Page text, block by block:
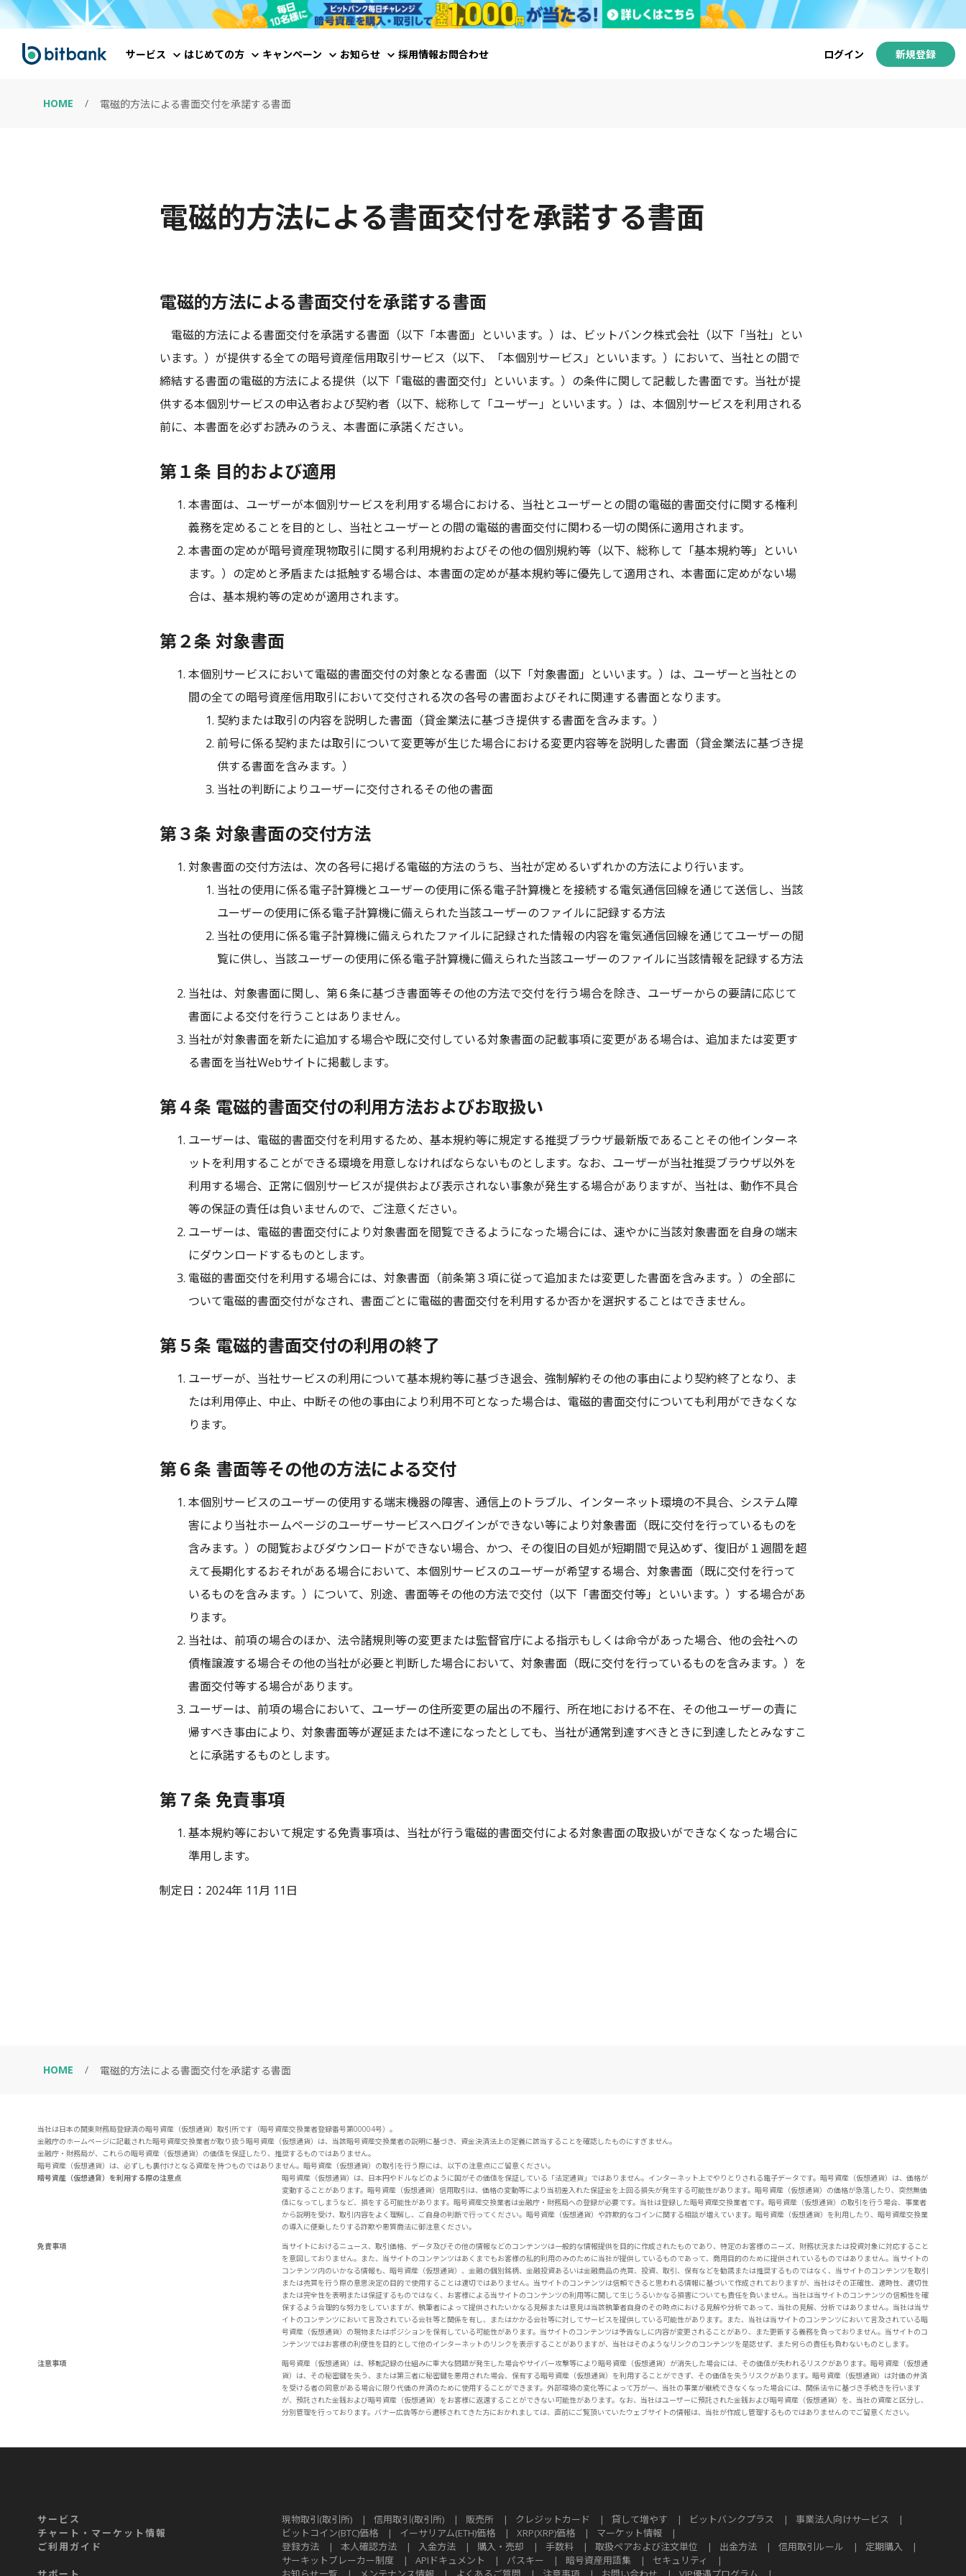
サービス はじめての方 キャンペーン お知らせ 採用情報お問合わせ ログイン 新規登録
HOME / 電磁的方法による書面交付を承諾する書面
電磁的方法による書面交付を承諾する書面
電磁的方法による書面交付を承諾する書面
電磁的方法による書面交付を承諾する書面（以下「本書面」といいます。）は、ビットバンク株式会社（以下「当社」とい
います。）が提供する全ての暗号資産信用取引サービス（以下、「本個別サービス」といいます。）において、当社との間で
締結する書面の電磁的方法による提供（以下「電磁的書面交付」といいます。）の条件に関して記載した書面です。当社が提
供する本個別サービスの申込者および契約者（以下、総称して「ユーザー」といいます。）は、本個別サービスを利用される
前に、本書面を必ずお読みのうえ、本書面に承諾ください。
第１条 目的および適用
本書面は、ユーザーが本個別サービスを利用する場合における、当社とユーザーとの間の電磁的書面交付に関する権利
義務を定めることを目的とし、当社とユーザーとの間の電磁的書面交付に関わる一切の関係に適用されます。
本書面の定めが暗号資産現物取引に関する利用規約およびその他の個別規約等（以下、総称して「基本規約等」といい
ます。）の定めと矛盾または抵触する場合は、本書面の定めが基本規約等に優先して適用され、本書面に定めがない場
合は、基本規約等の定めが適用されます。
第２条 対象書面
本個別サービスにおいて電磁的書面交付の対象となる書面（以下「対象書面」といいます。）は、ユーザーと当社との
間の全ての暗号資産信用取引において交付される次の各号の書面およびそれに関連する書面となります。
契約または取引の内容を説明した書面（貸金業法に基づき提供する書面を含みます。）
前号に係る契約または取引について変更等が生じた場合における変更内容等を説明した書面（貸金業法に基づき提
供する書面を含みます。）
当社の判断によりユーザーに交付されるその他の書面
第３条 対象書面の交付方法
対象書面の交付方法は、次の各号に掲げる電磁的方法のうち、当社が定めるいずれかの方法により行います。
当社の使用に係る電子計算機とユーザーの使用に係る電子計算機とを接続する電気通信回線を通じて送信し、当該
ユーザーの使用に係る電子計算機に備えられた当該ユーザーのファイルに記録する方法
当社の使用に係る電子計算機に備えられたファイルに記録された情報の内容を電気通信回線を通じてユーザーの閲
覧に供し、当該ユーザーの使用に係る電子計算機に備えられた当該ユーザーのファイルに当該情報を記録する方法
当社は、対象書面に関し、第６条に基づき書面等その他の方法で交付を行う場合を除き、ユーザーからの要請に応じて
書面による交付を行うことはありません。
当社が対象書面を新たに追加する場合や既に交付している対象書面の記載事項に変更がある場合は、追加または変更す
る書面を当社Webサイトに掲載します。
第４条 電磁的書面交付の利用方法およびお取扱い
ユーザーは、電磁的書面交付を利用するため、基本規約等に規定する推奨ブラウザ最新版であることその他インターネ
ットを利用することができる環境を用意しなければならないものとします。なお、ユーザーが当社推奨ブラウザ以外を
利用する場合、正常に個別サービスが提供および表示されない事象が発生する場合がありますが、当社は、動作不具合
等の保証の責任は負いませんので、ご注意ください。
ユーザーは、電磁的書面交付により対象書面を閲覧できるようになった場合には、速やかに当該対象書面を自身の端末
にダウンロードするものとします。
電磁的書面交付を利用する場合には、対象書面（前条第３項に従って追加または変更した書面を含みます。）の全部に
ついて電磁的書面交付がなされ、書面ごとに電磁的書面交付を利用するか否かを選択することはできません。
第５条 電磁的書面交付の利用の終了
ユーザーが、当社サービスの利用について基本規約等に基づき退会、強制解約その他の事由により契約終了となり、ま
たは利用停止、中止、中断その他の事由により利用不可となった場合は、電磁的書面交付についても利用ができなくな
ります。
第６条 書面等その他の方法による交付
本個別サービスのユーザーの使用する端末機器の障害、通信上のトラブル、インターネット環境の不具合、システム障
害により当社ホームページのユーザーサービスへログインができない等により対象書面（既に交付を行っているものを
含みます。）の閲覧およびダウンロードができない場合、かつ、その復旧の目処が短期間で見込めず、復旧が１週間を超
えて長期化するおそれがある場合において、本個別サービスのユーザーが希望する場合、対象書面（既に交付を行って
いるものを含みます。）について、別途、書面等その他の方法で交付（以下「書面交付等」といいます。）する場合があ
ります。
当社は、前項の場合のほか、法令諸規則等の変更または監督官庁による指示もしくは命令があった場合、他の会社への
債権譲渡する場合その他の当社が必要と判断した場合において、対象書面（既に交付を行っているものを含みます。）を
書面交付等する場合があります。
ユーザーは、前項の場合において、ユーザーの住所変更の届出の不履行、所在地における不在、その他ユーザーの責に
帰すべき事由により、対象書面等が遅延または不達になったとしても、当社が通常到達すべきときに到達したとみなすこ
とに承諾するものとします。
第７条 免責事項
基本規約等において規定する免責事項は、当社が行う電磁的書面交付による対象書面の取扱いができなくなった場合に
準用します。
制定日：2024年 11月 11日
HOME / 電磁的方法による書面交付を承諾する書面
当社は日本の関東財務局登録済の暗号資産（仮想通貨）取引所です（暗号資産交換業者登録番号第00004号）。
金融庁のホームページに記載された暗号資産交換業者が取り扱う暗号資産（仮想通貨）は、当該暗号資産交換業者の説明に基づき、資金決済法上の定義に該当することを確認したものにすぎません。
金融庁・財務局が、これらの暗号資産（仮想通貨）の価値を保証したり、推奨するものではありません。
暗号資産（仮想通貨）は、必ずしも裏付けとなる資産を持つものではありません。暗号資産（仮想通貨）の取引を行う際には、以下の注意点にご留意ください。
暗号資産（仮想通貨）を利用する際の注意点
暗号資産（仮想通貨）は、日本円やドルなどのように国がその価値を保証している「法定通貨」ではありません。インターネット上でやりとりされる電子データです。暗号資産（仮想通貨）は、価格が
変動することがあります。暗号資産（仮想通貨）信用取引は、価格の変動等により当初差入れた保証金を上回る損失が発生する可能性があります。暗号資産（仮想通貨）の価格が急落したり、突然無価
値になってしまうなど、損をする可能性があります。暗号資産交換業者は金融庁・財務局への登録が必要です。当社は登録した暗号資産交換業者です。暗号資産（仮想通貨）の取引を行う場合、事業者
から説明を受け、取引内容をよく理解し、ご自身の判断で行ってください。暗号資産（仮想通貨）や詐欺的なコインに関する相談が増えています。暗号資産（仮想通貨）を利用したり、暗号資産交換業
の導入に便乗したりする詐欺や悪質商法に御注意ください。
免責事項
当サイトにおけるニュース、取引価格、データ及びその他の情報などのコンテンツは一般的な情報提供を目的に作成されたものであり、特定のお客様のニーズ、財務状況または投資対象に対応すること
を意図しておりません。また、当サイトのコンテンツはあくまでもお客様の私的利用のみのために当社が提供しているものであって、商用目的のために提供されているものではありません。当サイトの
コンテンツ内のいかなる情報も、暗号資産（仮想通貨）、金融の個別銘柄、金融投資あるいは金融商品の売買、投資、取引、保有などを勧誘または推奨するものではなく、当サイトのコンテンツを取引
または売買を行う際の意思決定の目的で使用することは適切ではありません。当サイトのコンテンツは信頼できると思われる情報に基づいて作成されておりますが、当社はその正確性、適時性、適切性
または完全性を表明または保証するものではなく、お客様による当サイトのコンテンツの利用等に関して生じうるいかなる損害についても責任を負いません。当社は当サイトのコンテンツの信頼性を確
保するよう合理的な努力をしていますが、執筆者によって提供されたいかなる見解または意見は当該執筆者自身のその時点における見解や分析であって、当社の見解、分析ではありません。当社は当サ
イトのコンテンツにおいて言及されている会社等と関係を有し、またはかかる会社等に対してサービスを提供している可能性があります。また、当社は当サイトのコンテンツにおいて言及されている暗
号資産（仮想通貨）の現物またはポジションを保有している可能性があります。当サイトのコンテンツは予告なしに内容が変更されることがあり、また更新する義務を負っておりません。当サイトのコ
ンテンツではお客様の利便性を目的として他のインターネットのリンクを表示することがありますが、当社はそのようなリンクのコンテンツを是認せず、また何らの責任も負わないものとします。
注意事項
暗号資産（仮想通貨）は、移転記録の仕組みに重大な問題が発生した場合やサイバー攻撃等により暗号資産（仮想通貨）が消失した場合には、その価値が失われるリスクがあります。暗号資産（仮想通
貨）は、その秘密鍵を失う、または第三者に秘密鍵を悪用された場合、保有する暗号資産（仮想通貨）を利用することができず、その価値を失うリスクがあります。暗号資産（仮想通貨）は対価の弁済
を受ける者の同意がある場合に限り代価の弁済のために使用することができます。外部環境の変化等によって万が一、当社の事業が継続できなくなった場合には、関係法令に基づき手続きを行います
が、預託された金銭および暗号資産（仮想通貨）をお客様に返還することができない可能性があります。なお、当社はユーザーに預託された金銭および暗号資産（仮想通貨）を、当社の資産と区分し、
分別管理を行っております。バナー広告等から遷移されてきた方におかれましては、直前にご覧頂いていたウェブサイトの情報は、当社が作成し管理するものではありませんのでご留意ください。
サービス 現物取引(取引所) | 信用取引(取引所) | 販売所 | クレジットカード | 貸して増やす | ビットバンクプラス | 事業法人向けサービス
|
チャート・マーケット情報
ビットコイン(BTC)価格 | イーサリアム(ETH)価格 | XRP(XRP)価格 | マーケット情報
|
ご利用ガイド
登録方法 | 本人確認方法 | 入金方法 | 購入・売却 | 手数料 | 取扱ペアおよび注文単位 | 出金方法 | 信用取引ルール | 定期購入
|
サーキットブレーカー制度
| APIドキュメント | パスキー | 暗号資産用語集 | セキュリティ
|